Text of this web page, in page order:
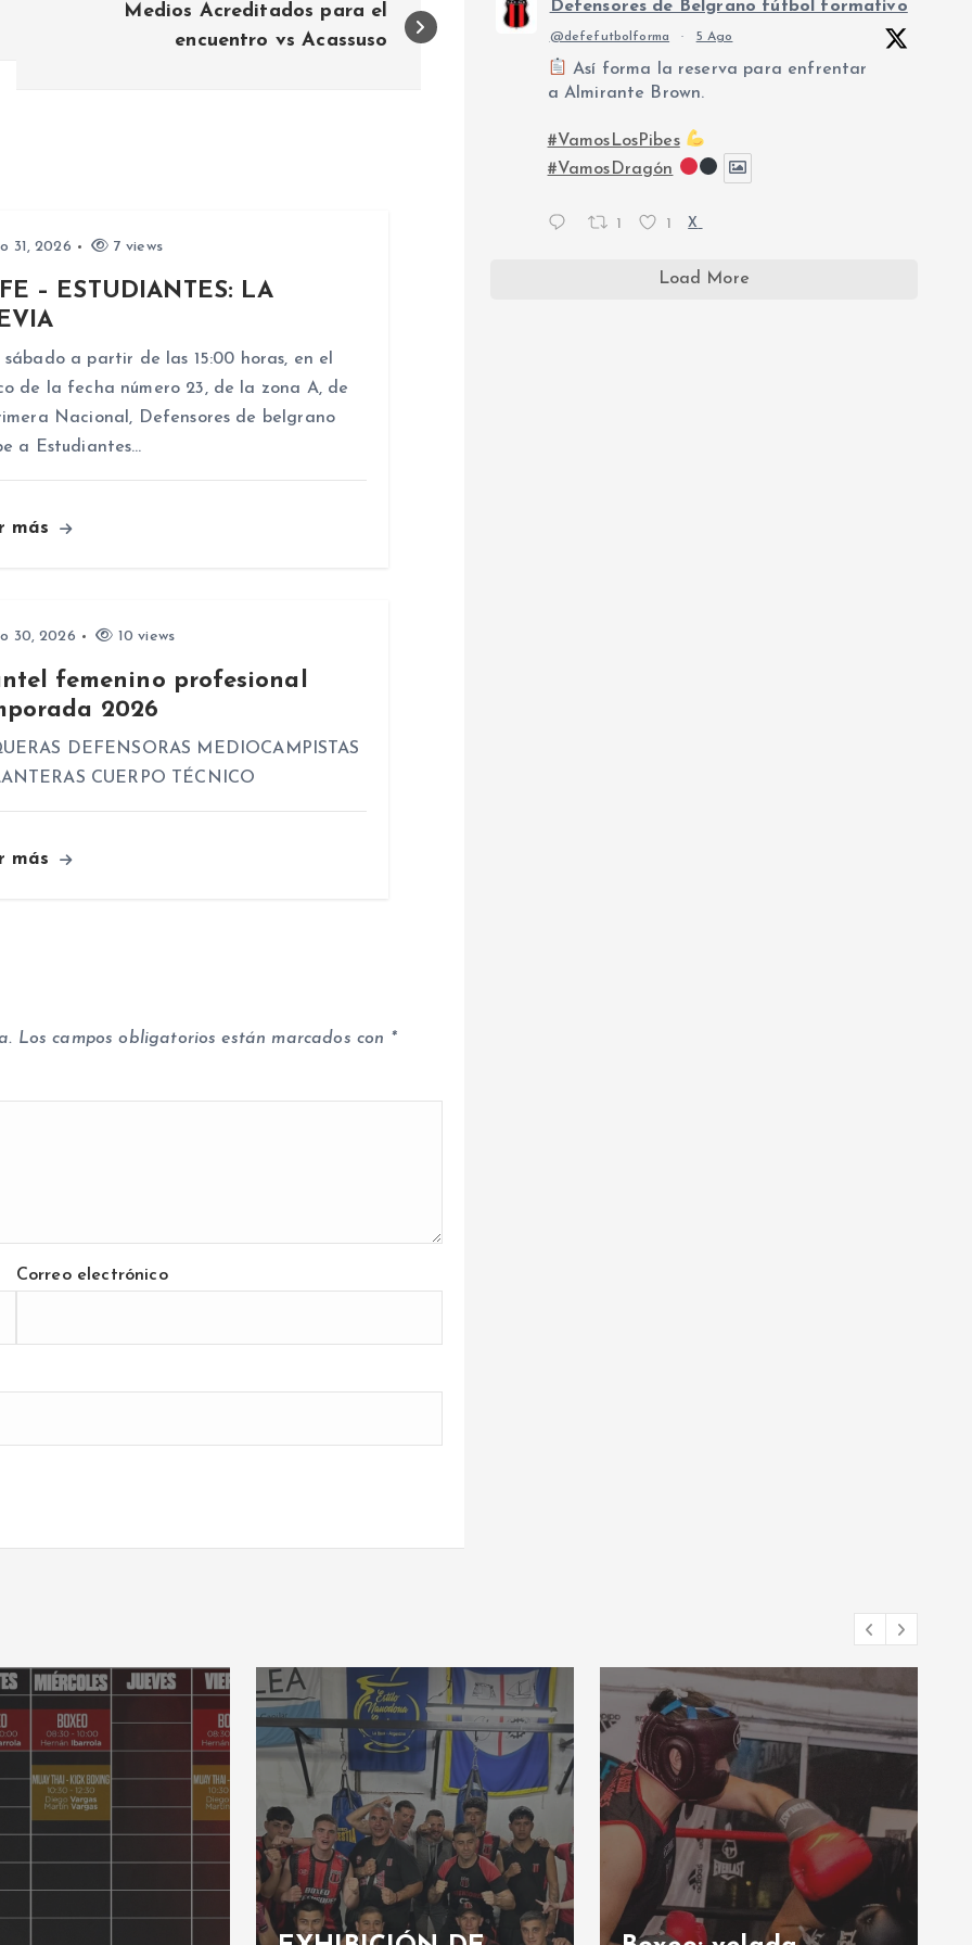
Medios Acreditados para el
encuentro vs Acassuso
31, 2026 7 views
– ESTUDIANTES: LA
sábado a partir de las 15:00 horas, en el
de la fecha número 23, de la zona A, de
Nacional, Defensores de belgrano
a Estudiantes…
más
30, 2026 10 views
femenino profesional
2026
DEFENSORAS MEDIOCAMPISTAS
CUERPO TÉCNICO
más
Los campos obligatorios están marcados con *
Correo electrónico
Defensores de Belgrano fútbol formativo
@defefutbolforma · 5 Ago
Así forma la reserva para enfrentar
a Almirante Brown.
#VamosLosPibes
#VamosDragón
1 1 X
Load More